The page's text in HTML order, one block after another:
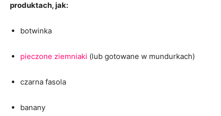
produktach, jak:
botwinka
pieczone ziemniaki (lub gotowane w mundurkach)
czarna fasola
banany